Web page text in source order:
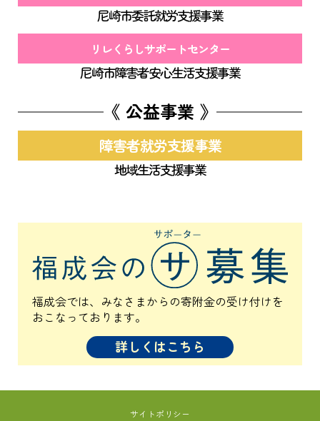
尼崎市委託就労支援事業
リレくらしサポートセンター
尼崎市障害者安心生活支援事業
《 公益事業 》
障害者就労支援事業
地域生活支援事業
福成会では、みなさまからの寄附金の受け付けを
おこなっております。
詳しくはこちら
サイトポリシー